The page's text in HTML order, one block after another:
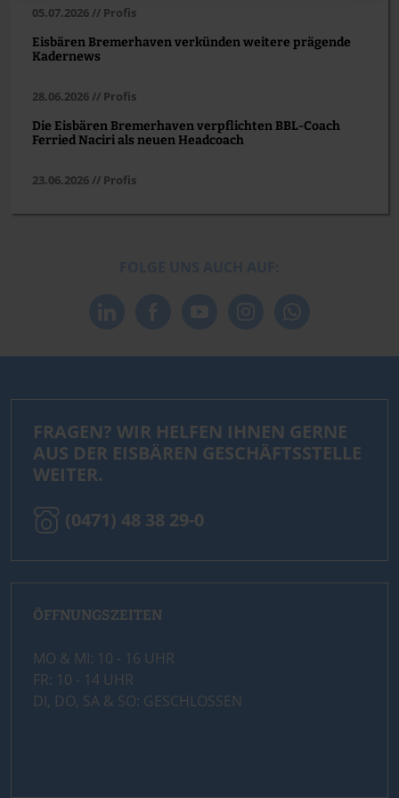
05.07.2026 // Profis
Eisbären Bremerhaven verkünden weitere prägende
Kadernews
28.06.2026 // Profis
Die Eisbären Bremerhaven verpflichten BBL-Coach
Ferried Naciri als neuen Headcoach
23.06.2026 // Profis
FRAGEN? WIR HELFEN IHNEN GERNE
AUS DER EISBÄREN GESCHÄFTSSTELLE
WEITER.
(0471) 48 38 29-0
ÖFFNUNGSZEITEN
MO & MI: 10 - 16 UHR
FR: 10 - 14 UHR
DI, DO, SA & SO: GESCHLOSSEN